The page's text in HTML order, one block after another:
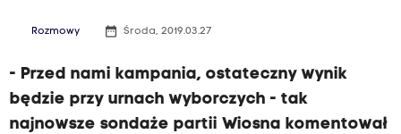
Rozmowy date_range Środa, 2019.03.27
- Przed nami kampania, ostateczny wynik
będzie przy urnach wyborczych - tak
najnowsze sondaże partii Wiosna komentował